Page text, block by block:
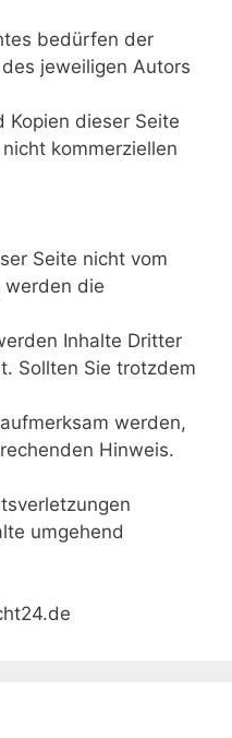
bedürfen der
jeweiligen Autors
Kopien dieser Seite
kommerziellen
Seite nicht vom
die
Inhalte Dritter
Sollten Sie trotzdem
werden,
Hinweis.
umgehend